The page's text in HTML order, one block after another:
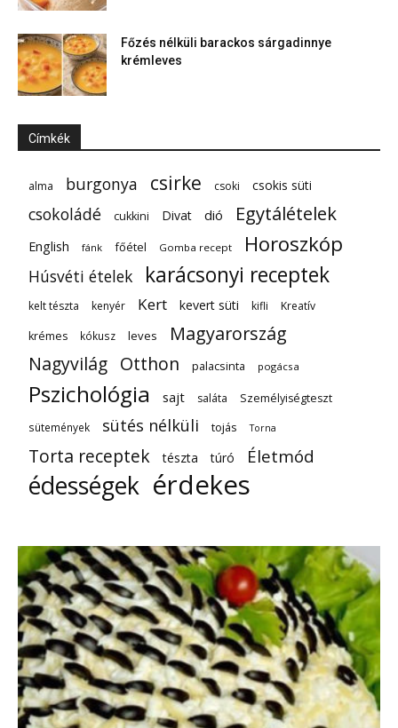
Főzés nélküli barackos sárgadinnye
krémleves
Címkék
alma burgonya csirke csoki csokis süti
csokoládé cukkini Divat dió Egytálételek
English fánk főétel Gomba recept Horoszkóp
Húsvéti ételek karácsonyi receptek
kelt tészta kenyér Kert kevert süti kifli
Kreatív
krémes
kókusz leves
Magyarország
Nagyvilág Otthon palacsinta pogácsa
Pszichológia sajt saláta Személyiségteszt
sütemények sütés nélküli tojás Torna
Torta receptek tészta túró Életmód
édességek érdekes